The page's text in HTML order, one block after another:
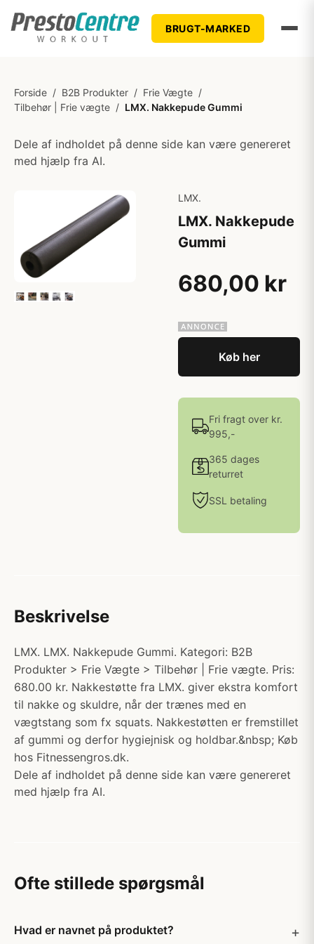
BRUGT-MARKED
Forside / B2B Produkter / Frie Vægte /
Tilbehør | Frie vægte / LMX. Nakkepude Gummi
Dele af indholdet på denne side kan være genereret
med hjælp fra AI.
LMX.
LMX. Nakkepude
Gummi
680,00 kr
Køb her
Fri fragt over kr.
995,-
365 dages
returret
SSL betaling
Beskrivelse
LMX. LMX. Nakkepude Gummi. Kategori: B2B
Produkter > Frie Vægte > Tilbehør | Frie vægte. Pris:
680.00 kr. Nakkestøtte fra LMX. giver ekstra komfort
til nakke og skuldre, når der trænes med en
vægtstang som fx squats. Nakkestøtten er fremstillet
af gummi og derfor hygiejnisk og holdbar.&nbsp; Køb
hos Fitnessengros.dk.
Dele af indholdet på denne side kan være genereret
med hjælp fra AI.
Ofte stillede spørgsmål
Hvad er navnet på produktet?